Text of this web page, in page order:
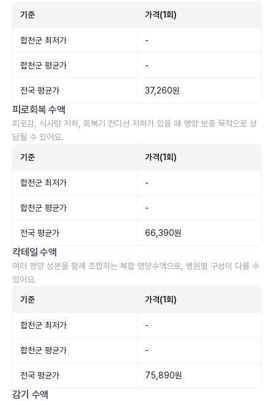
기준 가격(1회)
합천군 최저가 -
합천군 평균가 -
전국 평균가 37,260원
피로회복 수액
피로감, 식사량 저하, 회복기 컨디션 저하가 있을 때 영양 보충 목적으로 상
담될 수 있어요.
기준 가격(1회)
합천군 최저가 -
합천군 평균가 -
전국 평균가 66,390원
칵테일 수액
여러 영양 성분을 함께 조합하는 복합 영양수액으로, 병원별 구성이 다를 수
있어요.
기준 가격(1회)
합천군 최저가 -
합천군 평균가 -
전국 평균가 75,890원
감기 수액